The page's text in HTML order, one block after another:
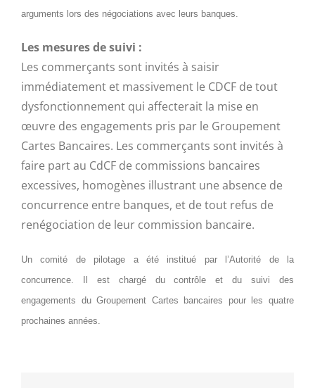
arguments lors des négociations avec leurs banques.
Les mesures de suivi :
Les commerçants sont invités à saisir
immédiatement et massivement le CDCF de tout
dysfonctionnement qui affecterait la mise en
œuvre des engagements pris par le Groupement
Cartes Bancaires. Les commerçants sont invités à
faire part au CdCF de commissions bancaires
excessives, homogènes illustrant une absence de
concurrence entre banques, et de tout refus de
renégociation de leur commission bancaire.
Un comité de pilotage a été institué par l’Autorité de la
concurrence. Il est chargé du contrôle et du suivi des
engagements du Groupement Cartes bancaires pour les quatre
prochaines années.